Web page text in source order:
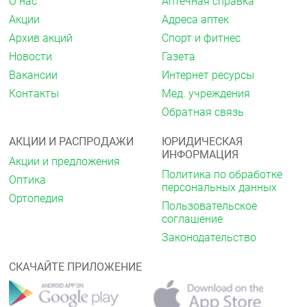
бронхоспазм редко — заложенность носа.
Со стороны эндокринной системы:
(у больных инсулиннезависимым сахарным
диабетом), гипогликемия (у больных, получающих
инсулин), гипотиреоидное состояние.
Аллергические реакции:
редко — кожный зуд, сыпь,
потоотделения, гиперемия кожи очень редко —
экзантема, псориазоподобные кожные реакции,
обострение симптомов псориаза, алопеция.
редко — повышение
активности «печёночных» трансаминаз
(повышение аланинаминотрансферазы,
аспартатаминотрансферазы),
гипербилирубинемия, гипертриглицеридемия в
(необычные кровотечения и кровоизлияния),
агранулоцитоз, лейкопения.
Акции
Архив акций
Новости
Вакансии
Контакты
Адреса аптек
Спорт и фитнес
Газета
Интернет ресурсы
Мед. учреждения
Обратная связь
АКЦИИ И РАСПРОДАЖИ
Акции и предложения
Оптика
Ортопедия
ЮРИДИЧЕСКАЯ
ИНФОРМАЦИЯ
Политика по обработке
персональных данных
Пользовательское
соглашение
Законодательство
СКАЧАЙТЕ ПРИЛОЖЕНИЕ